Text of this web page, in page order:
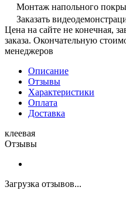
Монтаж напольного
Заказать
Цена на сайте не конечная,
заказа. Окончательную
менеджеров
Описание
Отзывы
Характеристики
Оплата
Доставка
клеевая
Отзывы
Загрузка отзывов...